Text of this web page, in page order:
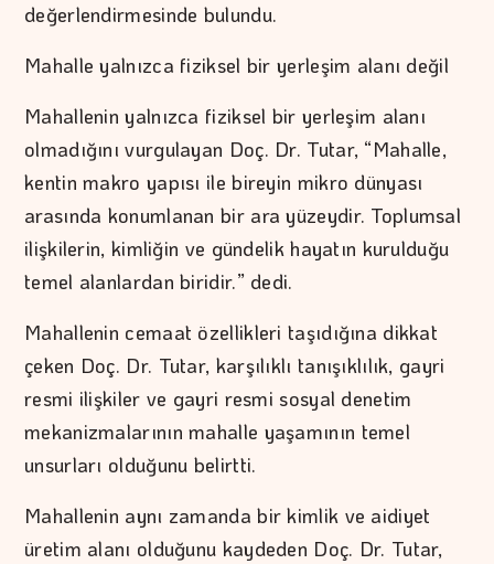
değerlendirmesinde bulundu.
Mahalle yalnızca fiziksel bir yerleşim alanı değil
Mahallenin yalnızca fiziksel bir yerleşim alanı
olmadığını vurgulayan Doç. Dr. Tutar, “Mahalle,
kentin makro yapısı ile bireyin mikro dünyası
arasında konumlanan bir ara yüzeydir. Toplumsal
ilişkilerin, kimliğin ve gündelik hayatın kurulduğu
temel alanlardan biridir.” dedi.
Mahallenin cemaat özellikleri taşıdığına dikkat
çeken Doç. Dr. Tutar, karşılıklı tanışıklılık, gayri
resmi ilişkiler ve gayri resmi sosyal denetim
mekanizmalarının mahalle yaşamının temel
unsurları olduğunu belirtti.
Mahallenin aynı zamanda bir kimlik ve aidiyet
üretim alanı olduğunu kaydeden Doç. Dr. Tutar,